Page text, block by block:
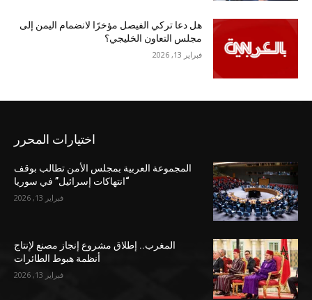
هل دعا تركي الفيصل مؤخرًا لانضمام اليمن إلى
مجلس التعاون الخليجي؟
فبراير 13, 2026
اختيارات المحرر
المجموعة العربية بمجلس الأمن تطالب بوقف
“انتهاكات إسرائيل” في سوريا
فبراير 13, 2026
المغرب.. إطلاق مشروع إنجاز مصنع لإنتاج
أنظمة هبوط الطائرات
فبراير 13, 2026